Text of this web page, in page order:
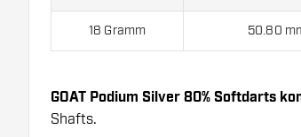
18 Gramm 50.80
GOAT Podium Silver 80% Softdarts
Shafts.